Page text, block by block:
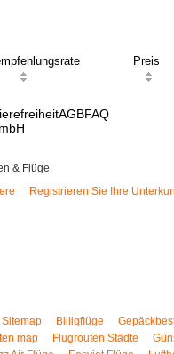
Preis
AGBFAQ